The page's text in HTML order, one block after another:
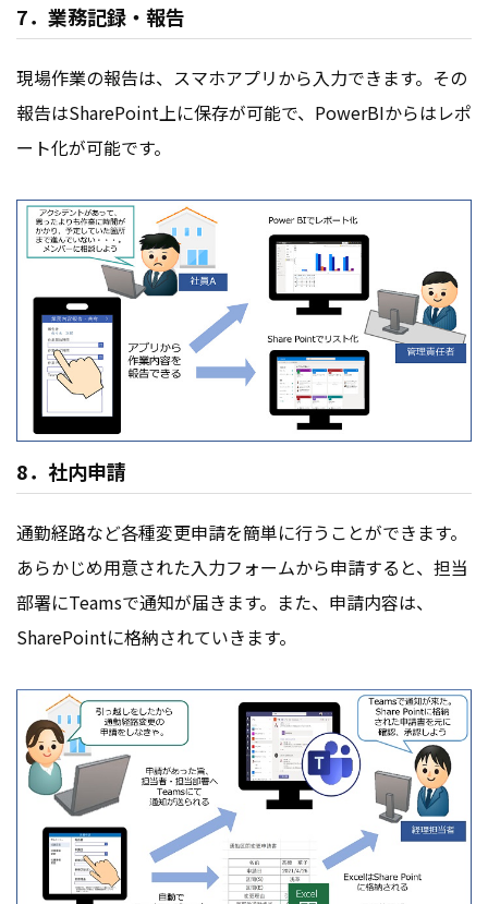
7．業務記録・報告
現場作業の報告は、スマホアプリから入力できます。その
報告はSharePoint上に保存が可能で、PowerBIからはレポ
ート化が可能です。
8．社内申請
通勤経路など各種変更申請を簡単に行うことができます。
あらかじめ用意された入力フォームから申請すると、担当
部署にTeamsで通知が届きます。また、申請内容は、
SharePointに格納されていきます。